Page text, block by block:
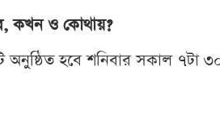
কখন ও কোথায়?
হবে শনিবার সকাল ৭টা